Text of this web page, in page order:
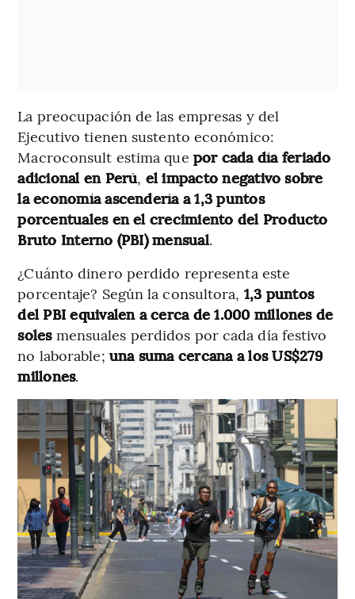
La preocupación de las empresas y del
Ejecutivo tienen sustento económico:
Macroconsult estima que por cada día feriado
adicional en Perú, el impacto negativo sobre
la economía ascendería a 1,3 puntos
porcentuales en el crecimiento del Producto
Bruto Interno (PBI) mensual.
¿Cuánto dinero perdido representa este
porcentaje? Según la consultora, 1,3 puntos
del PBI equivalen a cerca de 1.000 millones de
solesmensuales perdidos por cada día festivo
no laborable; una suma cercana a los US$279
millones.